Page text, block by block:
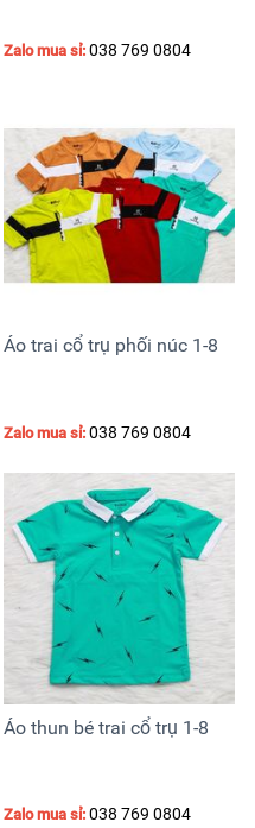
Zalo mua sỉ: 038 769 0804
Áo trai cổ trụ phối núc 1-8
Zalo mua sỉ: 038 769 0804
Áo thun bé trai cổ trụ 1-8
Zalo mua sỉ: 038 769 0804